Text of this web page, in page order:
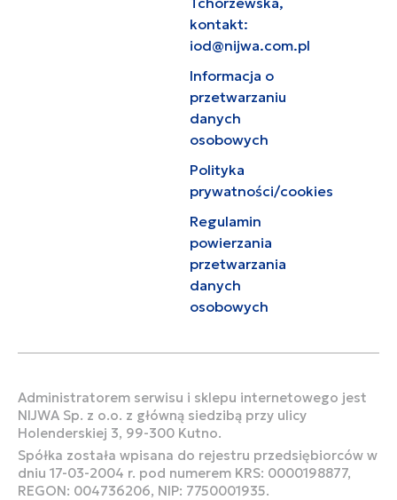
kontakt:
iod@nijwa.com.pl
Informacja o
przetwarzaniu
danych
osobowych
Polityka
prywatności/cookies
Regulamin
powierzania
przetwarzania
danych
osobowych
Administratorem serwisu i sklepu internetowego jest
NIJWA Sp. z o.o. z główną siedzibą przy ulicy
Holenderskiej 3, 99-300 Kutno.
Spółka została wpisana do rejestru przedsiębiorców w
dniu 17-03-2004 r. pod numerem KRS: 0000198877,
REGON: 004736206, NIP: 7750001935.